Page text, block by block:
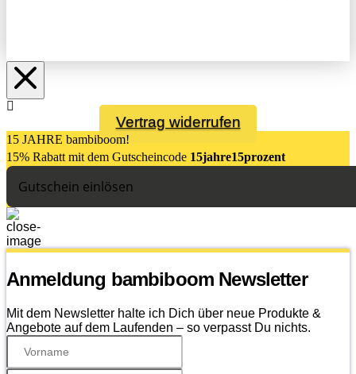
Vertrag widerrufen
15 JAHRE bambiboom!
15% Rabatt mit dem Gutscheincode 15jahre15prozent
Gutschein einlösen
Anmeldung bambiboom Newsletter
Mit dem Newsletter halte ich Dich über neue Produkte &
Angebote auf dem Laufenden – so verpasst Du nichts.